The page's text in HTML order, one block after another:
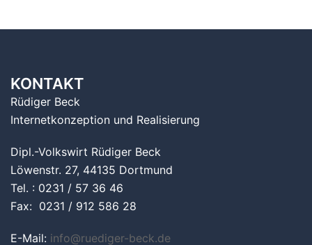
KONTAKT
Rüdiger Beck
Internetkonzeption und Realisierung
Dipl.-Volkswirt Rüdiger Beck
Löwenstr. 27, 44135 Dortmund
Tel. : 0231 / 57 36 46
Fax: 0231 / 912 586 28
E-Mail: info@ruediger-beck.de